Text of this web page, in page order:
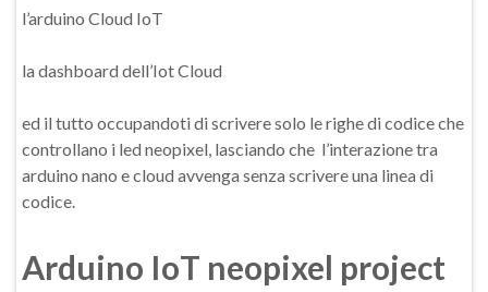
l’arduino Cloud IoT
la dashboard dell’Iot Cloud
ed il tutto occupandoti di scrivere solo le righe di codice che
controllano i led neopixel, lasciando che l’interazione tra
arduino nano e cloud avvenga senza scrivere una linea di
codice.
Arduino IoT neopixel project